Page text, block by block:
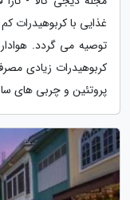
توصیه می گردد.
کربوهیدرات زیادی
پروتئین و چربی های